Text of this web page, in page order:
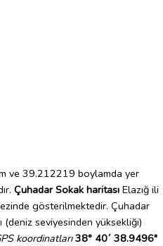
ve 39.212219 boylamda yer
Çuhadar Sokak haritası Elazığ ili
gösterilmektedir. Çuhadar
(deniz seviyesinden yüksekliği)
koordinatları 38° 40´ 38.9496"